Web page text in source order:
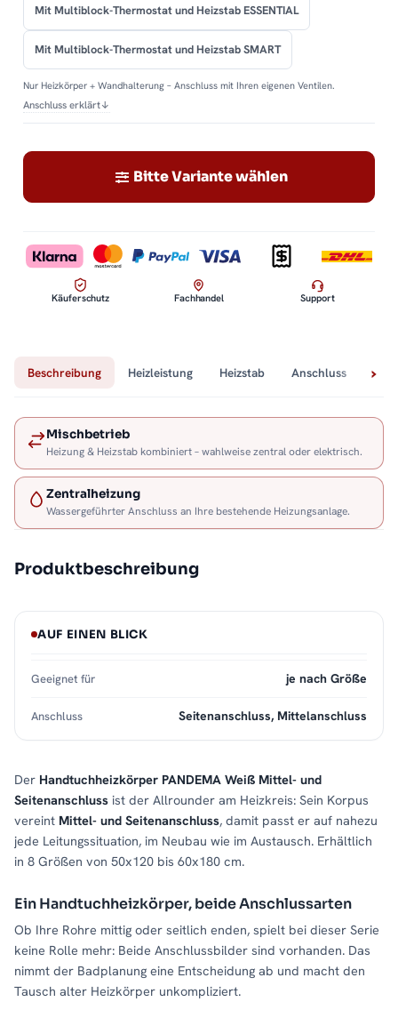
Mit Multiblock-Thermostat und Heizstab ESSENTIAL
Mit Multiblock-Thermostat und Heizstab SMART
Nur Heizkörper + Wandhalterung – Anschluss mit Ihren eigenen Ventilen.
Anschluss erklärt↓
Bitte Variante wählen
Käuferschutz Fachhandel Support
Beschreibung Heizleistung Heizstab Anschluss
Mischbetrieb
Heizung & Heizstab kombiniert – wahlweise zentral oder elektrisch.
Zentralheizung
Wassergeführter Anschluss an Ihre bestehende Heizungsanlage.
Produktbeschreibung
Der Handtuchheizkörper PANDEMA Weiß Mittel- und
Seitenanschluss ist der Allrounder am Heizkreis: Sein Korpus
vereint Mittel- und Seitenanschluss, damit passt er auf nahezu
jede Leitungssituation, im Neubau wie im Austausch. Erhältlich
in 8 Größen von 50x120 bis 60x180 cm.
Ein Handtuchheizkörper, beide Anschlussarten
Ob Ihre Rohre mittig oder seitlich enden, spielt bei dieser Serie
keine Rolle mehr: Beide Anschlussbilder sind vorhanden. Das
nimmt der Badplanung eine Entscheidung ab und macht den
Tausch alter Heizkörper unkompliziert.
AUF EINEN BLICK
Geeignet für je nach Größe
Anschluss Seitenanschluss, Mittelanschluss